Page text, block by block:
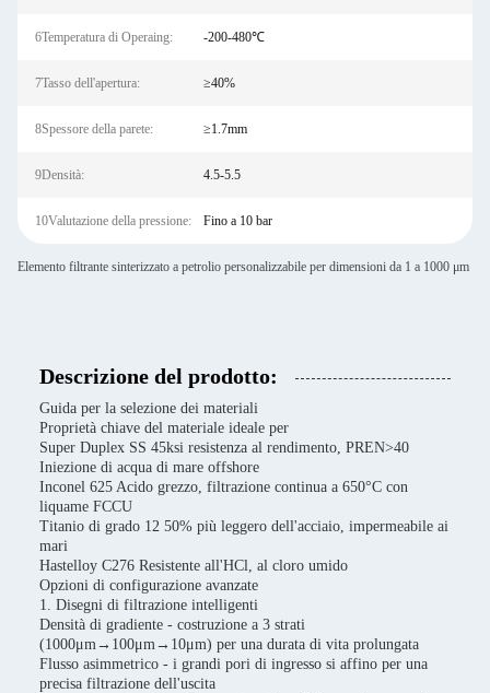
6Temperatura di Operaing: -200-480℃
7Tasso dell'apertura: ≥40%
8Spessore della parete: ≥1.7mm
9Densità: 4.5-5.5
10Valutazione della pressione: Fino a 10 bar
Elemento filtrante sinterizzato a petrolio personalizzabile per dimensioni da 1 a 1000 μm
Descrizione del prodotto:
Guida per la selezione dei materiali
Proprietà chiave del materiale ideale per
Super Duplex SS 45ksi resistenza al rendimento, PREN>40
Iniezione di acqua di mare offshore
Inconel 625 Acido grezzo, filtrazione continua a 650°C con
liquame FCCU
Titanio di grado 12 50% più leggero dell'acciaio, impermeabile ai
mari
Hastelloy C276 Resistente all'HCl, al cloro umido
Opzioni di configurazione avanzate
1. Disegni di filtrazione intelligenti
Densità di gradiente - costruzione a 3 strati
(1000μm→100μm→10μm) per una durata di vita prolungata
Flusso asimmetrico - i grandi pori di ingresso si affino per una
precisa filtrazione dell'uscita